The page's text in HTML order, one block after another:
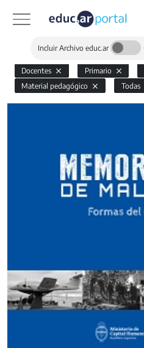
Incluir Archivo educ.ar
Docentes Primario
Material pedagógico
Todas